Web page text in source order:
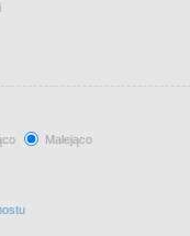
Malejąco